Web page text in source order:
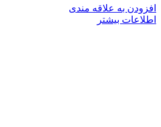
افزودن به علاقه مندی
اطلاعات بیشتر